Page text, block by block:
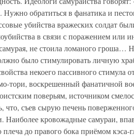
обратиться в фанатика и
убийства вражеских солдат
в связи с поражением или
не стоила ломаного гроша…
было стимулировать личную
некоего пассивного стимула
тори, воскрешенный фанатичной
поверьям, источником
что, съев сырую печень
Наиболее кровожадные самураи,
плеча до правого бока приёмом